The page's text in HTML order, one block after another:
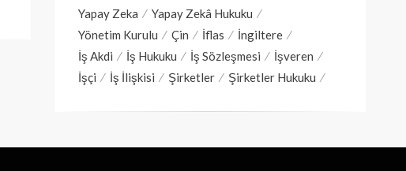
Yapay Zeka
Yapay Zekâ Hukuku
Yönetim Kurulu
Çin İflas
İngiltere
İş Akdi
İş Hukuku İş Sözleşmesi
İşveren
İşçi
İş İlişkisi Şirketler Şirketler Hukuku